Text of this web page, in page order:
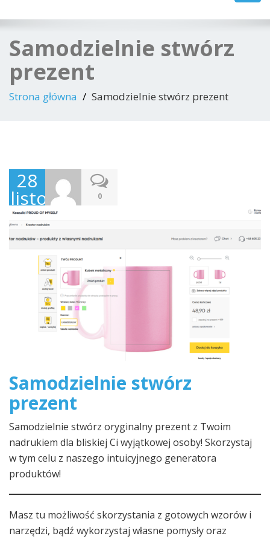
Samodzielnie stwórz
prezent
Strona główna Samodzielnie stwórz prezent
28
listopada
2021
0
Samodzielnie stwórz
prezent
Samodzielnie stwórz oryginalny prezent z Twoim
nadrukiem dla bliskiej Ci wyjątkowej osoby! Skorzystaj
w tym celu z naszego intuicyjnego generatora
produktów!
Masz tu możliwość skorzystania z gotowych wzorów i
narzędzi, bądź wykorzystaj własne pomysły oraz